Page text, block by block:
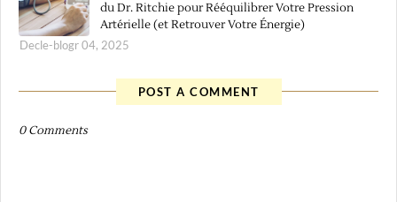
du Dr. Ritchie pour Rééquilibrer Votre Pression
Artérielle (et Retrouver Votre Énergie)
Decle-blogr 04, 2025
POST A COMMENT
0 Comments